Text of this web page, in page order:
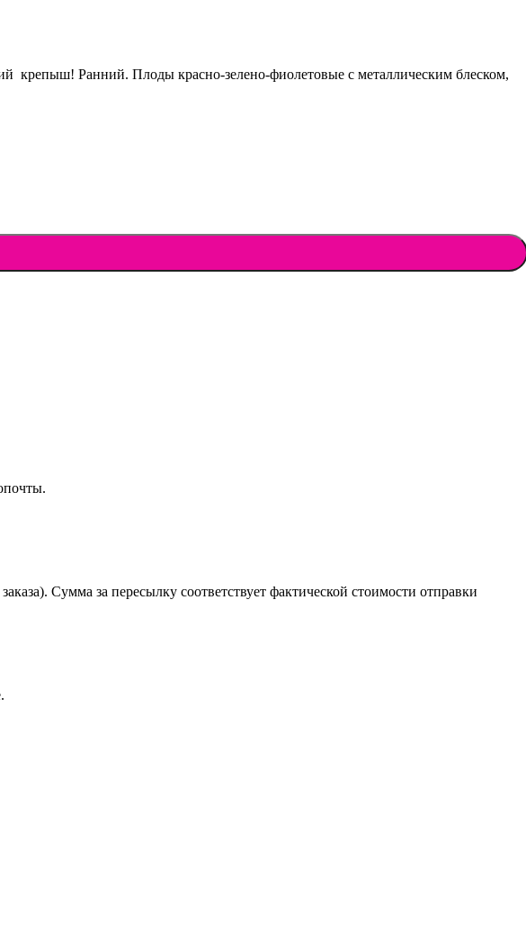
крепыш! Ранний. Плоды красно-зелено-фиолетовые с металлическим блеском,
Сумма за пересылку соответствует фактической стоимости отправки